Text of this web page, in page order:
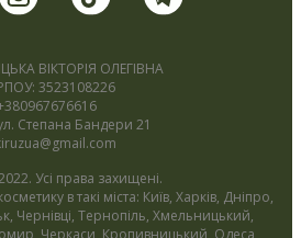
ВІКТОРІЯ ОЛЕГІВНА
3523108226
Степана Бандери 21
Усі права захищені.
в такі міста: Київ, Харків, Дніпро,
Чернівці, Тернопіль, Хмельницький,
Черкаси, Кропивницький, Одеса,